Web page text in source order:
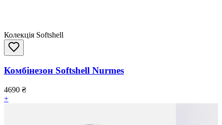
Колекція Softshell
Комбінезон Softshell Nurmes
4690 ₴
+